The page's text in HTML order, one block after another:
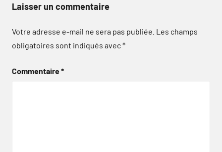
Laisser un commentaire
Votre adresse e-mail ne sera pas publiée. Les champs
obligatoires sont indiqués avec*
Commentaire*